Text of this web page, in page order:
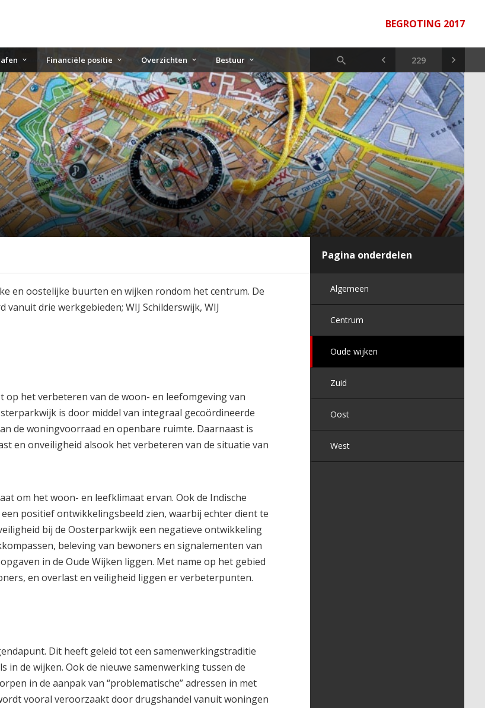
BEGROTING 2017
Financiële positie Overzichten Bestuur
Pagina onderdelen
Algemeen
Centrum
Oude wijken
Zuid
Oost
West
en oostelijke buurten en wijken rondom het centrum. De
drie werkgebieden; WIJ Schilderswijk, WIJ
op het verbeteren van de woon- en leefomgeving van
is door middel van integraal gecoördineerde
de woningvoorraad en openbare ruimte. Daarnaast is
en onveiligheid alsook het verbeteren van de situatie van
om het woon- en leefklimaat ervan. Ook de Indische
positief ontwikkelingsbeeld zien, waarbij echter dient te
bij de Oosterparkwijk een negatieve ontwikkeling
beleving van bewoners en signalementen van
in de Oude Wijken liggen. Met name op het gebied
en overlast en veiligheid liggen er verbeterpunten.
Dit heeft geleid tot een samenwerkingstraditie
de wijken. Ook de nieuwe samenwerking tussen de
in de aanpak van “problematische” adressen in met
vooral veroorzaakt door drugshandel vanuit woningen